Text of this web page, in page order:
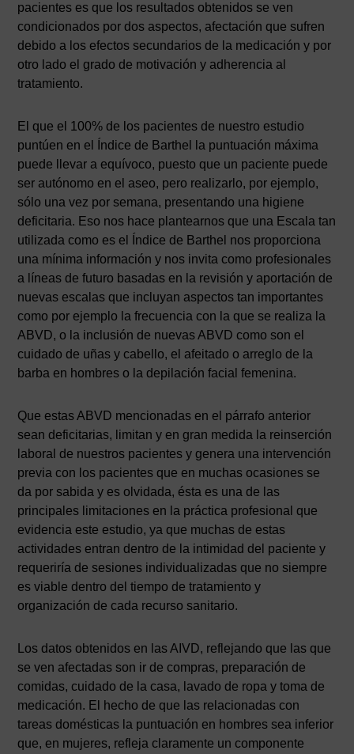
pacientes es que los resultados obtenidos se ven
condicionados por dos aspectos, afectación que sufren
debido a los efectos secundarios de la medicación y por
otro lado el grado de motivación y adherencia al
tratamiento.
El que el 100% de los pacientes de nuestro estudio
puntúen en el Índice de Barthel la puntuación máxima
puede llevar a equívoco, puesto que un paciente puede
ser autónomo en el aseo, pero realizarlo, por ejemplo,
sólo una vez por semana, presentando una higiene
deficitaria. Eso nos hace plantearnos que una Escala tan
utilizada como es el Índice de Barthel nos proporciona
una mínima información y nos invita como profesionales
a líneas de futuro basadas en la revisión y aportación de
nuevas escalas que incluyan aspectos tan importantes
como por ejemplo la frecuencia con la que se realiza la
ABVD, o la inclusión de nuevas ABVD como son el
cuidado de uñas y cabello, el afeitado o arreglo de la
barba en hombres o la depilación facial femenina.
Que estas ABVD mencionadas en el párrafo anterior
sean deficitarias, limitan y en gran medida la reinserción
laboral de nuestros pacientes y genera una intervención
previa con los pacientes que en muchas ocasiones se
da por sabida y es olvidada, ésta es una de las
principales limitaciones en la práctica profesional que
evidencia este estudio, ya que muchas de estas
actividades entran dentro de la intimidad del paciente y
requeriría de sesiones individualizadas que no siempre
es viable dentro del tiempo de tratamiento y
organización de cada recurso sanitario.
Los datos obtenidos en las AIVD, reflejando que las que
se ven afectadas son ir de compras, preparación de
comidas, cuidado de la casa, lavado de ropa y toma de
medicación. El hecho de que las relacionadas con
tareas domésticas la puntuación en hombres sea inferior
que, en mujeres, refleja claramente un componente